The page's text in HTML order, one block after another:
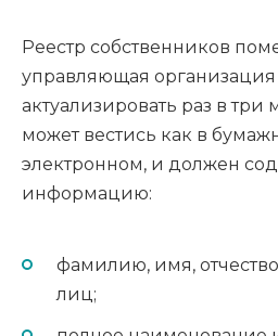
Реестр собственников
управляющая организация
актуализировать раз в три
может вестись как в
электронном, и должен
информацию:
фамилию, имя,
лиц;